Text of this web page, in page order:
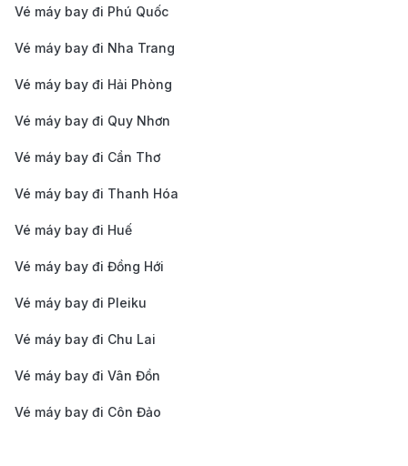
châu Âu, nơi bạn có thể khám phá những di sản văn
hóa, lịch sử phong phú và thưởng thức ẩm thực Tây
Ban Nha tuyệt vời. Dưới đây là một số gợi ý để bạn
khám phá Madrid:
ở chính thức của gia đình hoàng gia Tây Ban Nha,
Cung điện Hoàng gia là một công trình kiến trúc
tuyệt đẹp với nội thất sang trọng và các khu vườn
rộng lớn, là điểm đến lý tưởng để tìm hiểu về lịch
Bảo tàng Prado (Museo del Prado):
những bảo tàng nghệ thuật nổi tiếng nhất thế giới,
nơi trưng bày các tác phẩm của các họa sĩ nổi
Vé máy bay đi Phú Quốc
Vé máy bay đi Nha Trang
Vé máy bay đi Hải Phòng
Vé máy bay đi Quy Nhơn
Vé máy bay đi Cần Thơ
Vé máy bay đi Thanh Hóa
Vé máy bay đi Huế
Vé máy bay đi Đồng Hới
Vé máy bay đi Pleiku
Vé máy bay đi Chu Lai
Vé máy bay đi Vân Đồn
Vé máy bay đi Côn Đảo